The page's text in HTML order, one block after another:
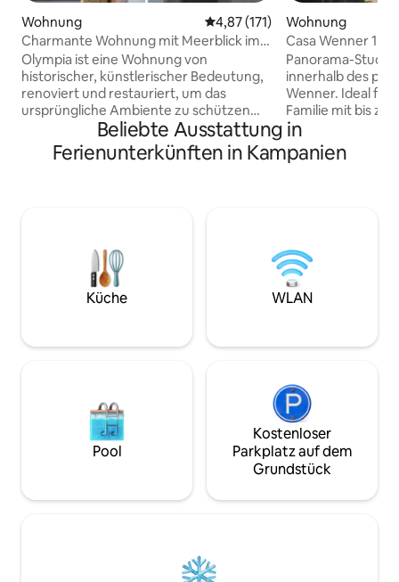
Wohnung Durchschnittliche Bewertung:
4,87 (171)
Charmante Wohnung mit Meerblick im
historischen Zentrum
Olympia ist eine Wohnung von
historischer, künstlerischer Bedeutung,
renoviert und restauriert, um das
ursprüngliche Ambiente zu schützen
und zu verbessern. Die privilegierte und
dominante Lage, in der Nähe der
wichtigsten touristischen und
Doppelbett und das Einzelschlafsofa im
Wohnbereich bieten Platz für bis zu 3
Personen. Mit Julius Studio ist Teil des
Trotula Charming House und bietet Platz
Wohnung
Casa Wenner 1
Chiaia
Panorama-Studio
innerhalb des
Wenner. Ideal für
Familie mit bis zu
Wenner 1
zusammen zu
Ruhe, Grün und
Hafen. U-Bahn,
Aufzug von
das historische
Inseln und die
Beliebte Ausstattung in
Ferienunterkünften in Kampanien
Küche WLAN
Pool
Kostenloser
Parkplatz auf dem
Grundstück